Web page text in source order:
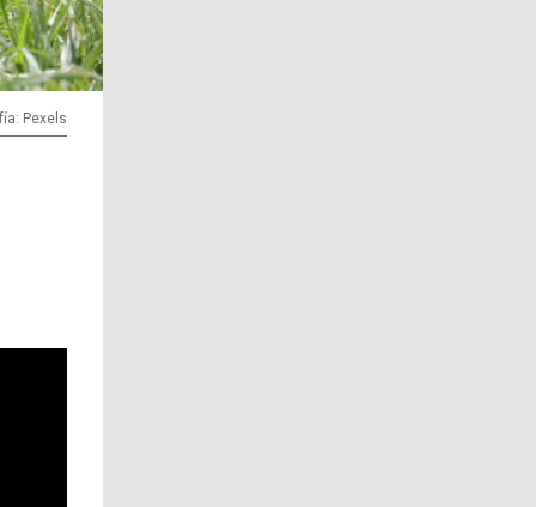
Pexels